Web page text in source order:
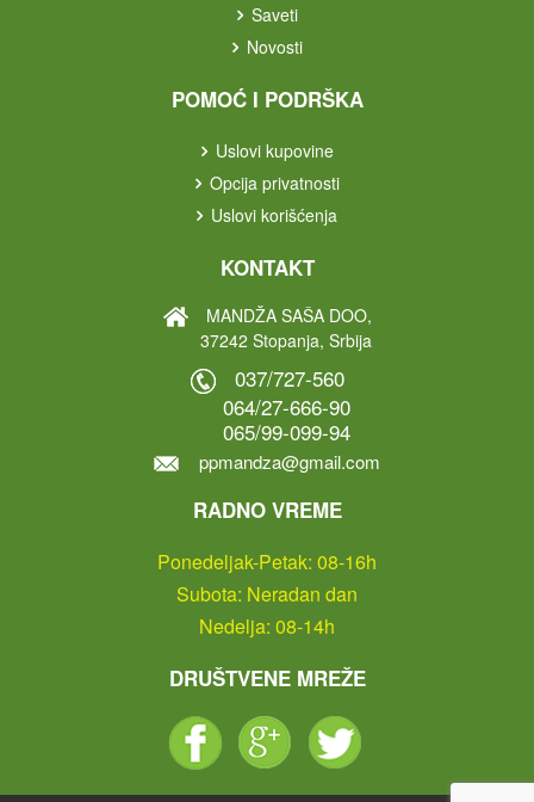
Saveti
Novosti
POMOĆ I PODRŠKA
Uslovi kupovine
Opcija privatnosti
Uslovi korišćenja
KONTAKT
MANDŽA SAŠA DOO,
37242 Stopanja, Srbija
037/727-560
064/27-666-90
065/99-099-94
ppmandza@gmail.com
RADNO VREME
Ponedeljak-Petak: 08-16h
Subota: Neradan dan
Nedelja: 08-14h
DRUŠTVENE MREŽE